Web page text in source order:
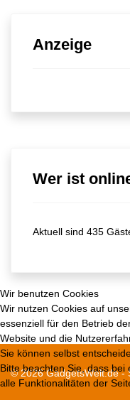
Anzeige
Wer ist
Aktuell sind 435
© 2026 GadgetsWelt.de -
Wir benutzen Cookies
Wir nutzen Cookies auf
essenziell für den Betrieb
Website und die
Sie können selbst
Bitte beachten Sie, dass
alle Funktionalitäten der